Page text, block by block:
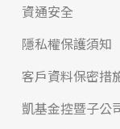
資通安全
隱私權保護須知
客戶資料保密措
凱基金控暨子公